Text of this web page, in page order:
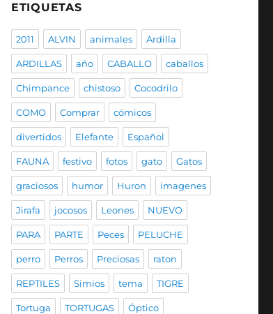
ETIQUETAS
2011 ALVIN animales Ardilla
ARDILLAS año CABALLO caballos
Chimpance chistoso Cocodrilo
COMO Comprar cómicos
divertidos Elefante Español
FAUNA festivo fotos gato Gatos
graciosos humor Huron imagenes
Jirafa jocosos Leones NUEVO
PARA PARTE Peces PELUCHE
perro Perros Preciosas raton
REPTILES Simios tema TIGRE
Tortuga TORTUGAS Óptico